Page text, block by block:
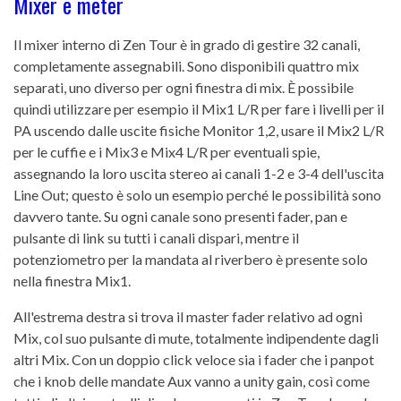
Il mixer interno di Zen Tour è in grado di gestire 32 canali,
completamente assegnabili. Sono disponibili quattro mix
separati, uno diverso per ogni finestra di mix. È possibile
quindi utilizzare per esempio il Mix1 L/R per fare i livelli per il
PA uscendo dalle uscite fisiche Monitor 1,2, usare il Mix2 L/R
per le cuffie e i Mix3 e Mix4 L/R per eventuali spie,
assegnando la loro uscita stereo ai canali 1-2 e 3-4 dell'uscita
Line Out; questo è solo un esempio perché le possibilità sono
davvero tante. Su ogni canale sono presenti fader, pan e
pulsante di link su tutti i canali dispari, mentre il
potenziometro per la mandata al riverbero è presente solo
nella finestra Mix1.
All'estrema destra si trova il master fader relativo ad ogni
Mix, col suo pulsante di mute, totalmente indipendente dagli
altri Mix. Con un doppio click veloce sia i fader che i panpot
che i knob delle mandate Aux vanno a unity gain, così come